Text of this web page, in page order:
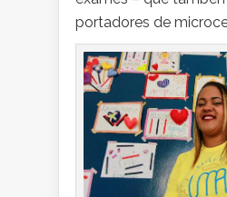
portadores de